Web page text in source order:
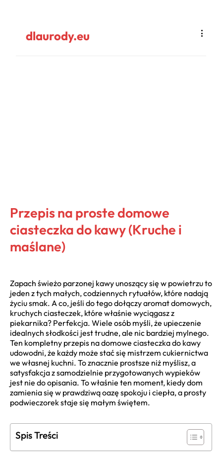
dlaurody.eu
Przepis na proste domowe
ciasteczka do kawy (Kruche i
maślane)
Zapach świeżo parzonej kawy unoszący się w powietrzu to
jeden z tych małych, codziennych rytuałów, które nadają
życiu smak. A co, jeśli do tego dołączy aromat domowych,
kruchych ciasteczek, które właśnie wyciągasz z
piekarnika? Perfekcja. Wiele osób myśli, że upieczenie
idealnych słodkości jest trudne, ale nic bardziej mylnego.
Ten kompletny przepis na domowe ciasteczka do kawy
udowodni, że każdy może stać się mistrzem cukiernictwa
we własnej kuchni. To znacznie prostsze niż myślisz, a
satysfakcja z samodzielnie przygotowanych wypieków
jest nie do opisania. To właśnie ten moment, kiedy dom
zamienia się w prawdziwą oazę spokoju i ciepła, a prosty
podwieczorek staje się małym świętem.
Spis Treści